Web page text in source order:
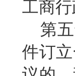
工商
第
件订